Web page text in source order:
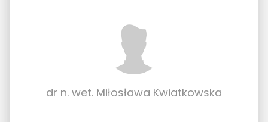
dr n. wet. Miłosława Kwiatkowska